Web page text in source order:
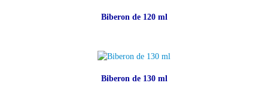
Biberon de 120 ml
Biberon de 130 ml